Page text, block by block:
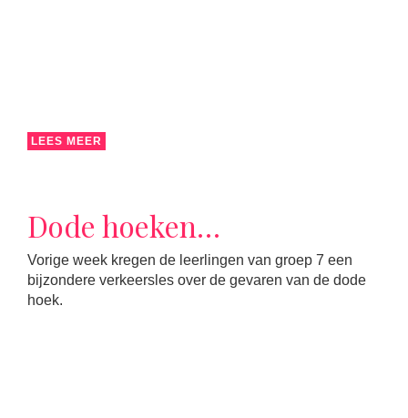
LEES MEER
Dode hoeken…
Vorige week kregen de leerlingen van groep 7 een
bijzondere verkeersles over de gevaren van de dode
hoek.